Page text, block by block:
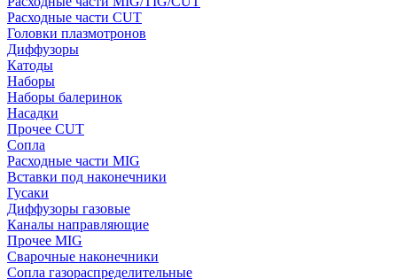
Расходные части CUT
Головки плазмотронов
Диффузоры
Катоды
Наборы
Наборы балеринок
Насадки
Прочее CUT
Сопла
Расходные части MIG
Вставки под наконечники
Гусаки
Диффузоры газовые
Каналы направляющие
Прочее MIG
Сварочные наконечники
Сопла газораспределительные